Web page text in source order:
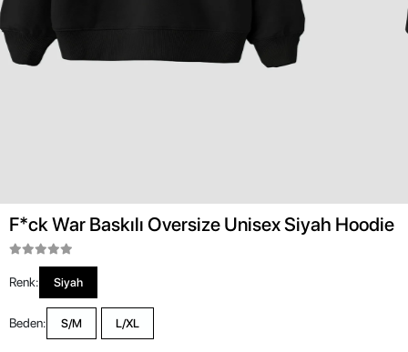
F*ck War Baskılı Oversize Unisex Siyah Hoodie
Renk: Siyah
Beden: S/M L/XL